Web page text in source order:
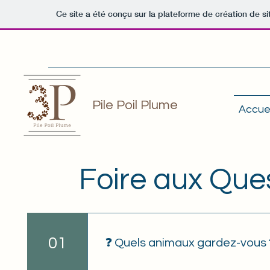
Ce site a été conçu sur la plateforme de création de
Pile Poil Plume
Foire aux
01 ❓ Quels animaux gardez-vous